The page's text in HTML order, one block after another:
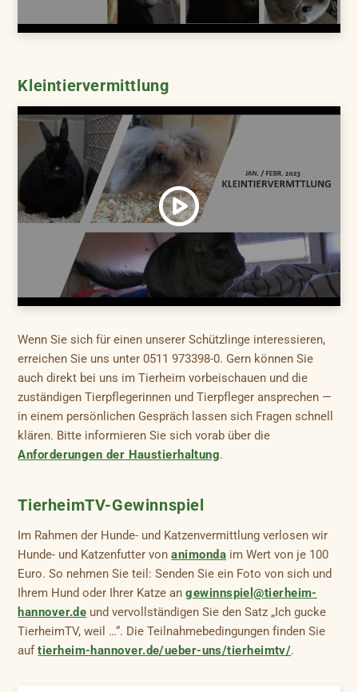
Kleintiervermittlung
Wenn Sie sich für einen unserer Schützlinge interessieren,
erreichen Sie uns unter 0511 973398-0. Gern können Sie
auch direkt bei uns im Tierheim vorbeischauen und die
zuständigen Tierpflegerinnen und Tierpfleger ansprechen —
in einem persönlichen Gespräch lassen sich Fragen schnell
klären. Bitte informieren Sie sich vorab über die
Anforderungen der Haustierhaltung.
TierheimTV-Gewinnspiel
Im Rahmen der Hunde- und Katzenvermittlung verlosen wir
Hunde- und Katzenfutter vonanimonda im Wert von je 100
Euro. So nehmen Sie teil: Senden Sie ein Foto von sich und
Ihrem Hund oder Ihrer Katze angewinnspiel@tierheim-
hannover.de und vervollständigen Sie den Satz „Ich gucke
TierheimTV, weil …“. Die Teilnahmebedingungen finden Sie
auftierheim-hannover.de/ueber-uns/tierheimtv/.